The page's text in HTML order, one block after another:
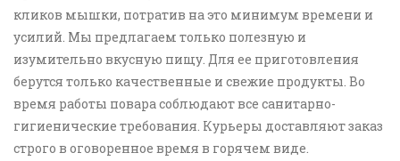
кликов мышки, потратив на это минимум времени и
усилий. Мы предлагаем только полезную и
изумительно вкусную пищу. Для ее приготовления
берутся только качественные и свежие продукты. Во
время работы повара соблюдают все санитарно-
гигиенические требования. Курьеры доставляют заказ
строго в оговоренное время в горячем виде.